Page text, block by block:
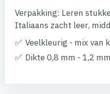
afbeeldingen-
Verpakking: Leren
Italiaans zacht leer,
Veelkleurig - mix van
Dikte 0,8 mm - 1,2 mm